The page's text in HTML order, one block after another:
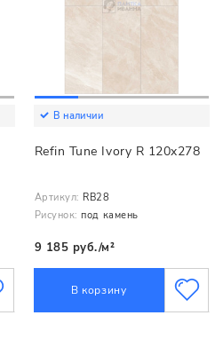
В наличии
Refin Tune Ivory R 120x278
Артикул: RB28
Рисунок: под камень
9 185 руб./м²
В корзину